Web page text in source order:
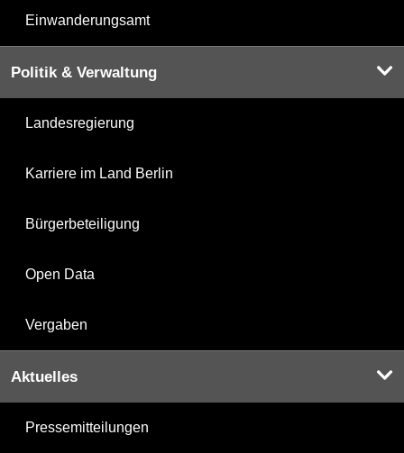
Einwanderungsamt
Politik & Verwaltung
Landesregierung
Karriere im Land Berlin
Bürgerbeteiligung
Open Data
Vergaben
Aktuelles
Pressemitteilungen